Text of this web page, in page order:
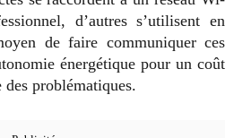
d’autres s’utilisent en
de faire communiquer ces
énergétique pour un coût
des problématiques.